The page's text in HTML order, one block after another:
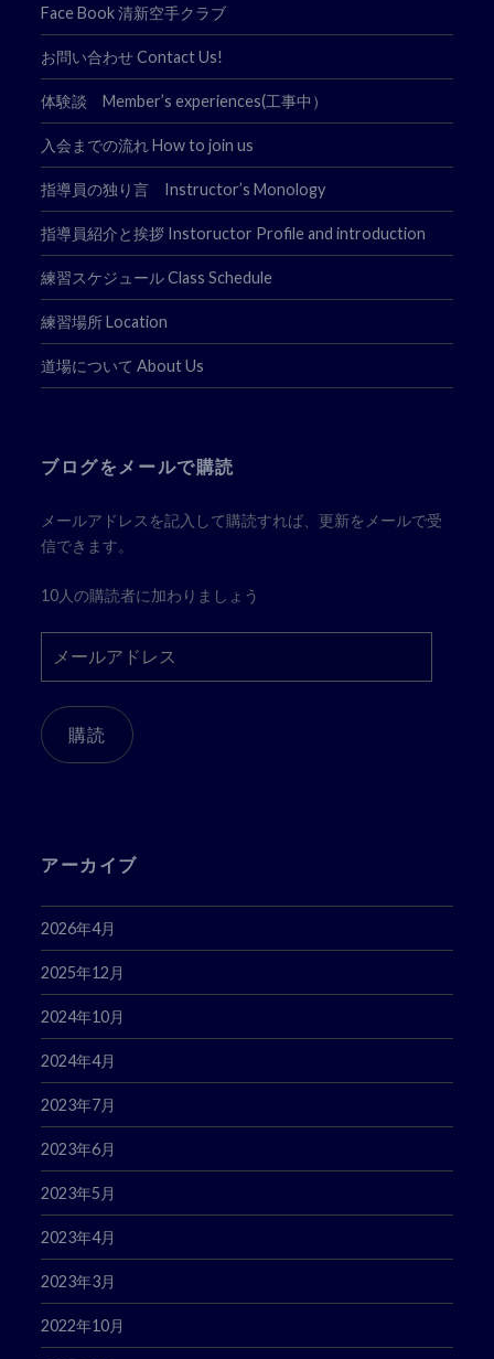
Face Book 清新空手クラブ
お問い合わせ Contact Us!
体験談 Member’s experiences(工事中）
入会までの流れ How to join us
指導員の独り言 Instructor’s Monology
指導員紹介と挨拶 Instoructor Profile and introduction
練習スケジュール Class Schedule
練習場所 Location
道場について About Us
ブログをメールで購読
メールアドレスを記入して購読すれば、更新をメールで受
信できます。
10人の購読者に加わりましょう
ー
ア
ド
購読
アーカイブ
2026年4月
2025年12月
2024年10月
2024年4月
2023年7月
2023年6月
2023年5月
2023年4月
2023年3月
2022年10月